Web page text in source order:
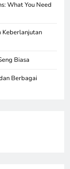
What You Need
Keberlanjutan
Biasa
Berbagai